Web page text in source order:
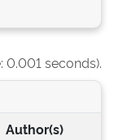
0.001 seconds).
Author(s)